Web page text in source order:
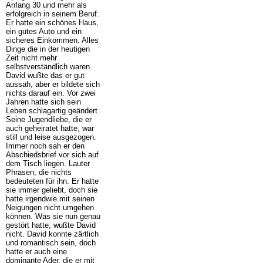
Anfang 30 und mehr als
erfolgreich in seinem Beruf.
Er hatte ein schönes Haus,
ein gutes Auto und ein
sicheres Einkommen. Alles
Dinge die in der heutigen
Zeit nicht mehr
selbstverständlich waren.
David wußte das er gut
aussah, aber er bildete sich
nichts darauf ein. Vor zwei
Jahren hatte sich sein
Leben schlagartig geändert.
Seine Jugendliebe, die er
auch geheiratet hatte, war
still und leise ausgezogen.
Immer noch sah er den
Abschiedsbrief vor sich auf
dem Tisch liegen. Lauter
Phrasen, die nichts
bedeuteten für ihn. Er hatte
sie immer geliebt, doch sie
hatte irgendwie mit seinen
Neigungen nicht umgehen
können. Was sie nun genau
gestört hatte, wußte David
nicht. David konnte zärtlich
und romantisch sein, doch
hatte er auch eine
dominante Ader, die er mit